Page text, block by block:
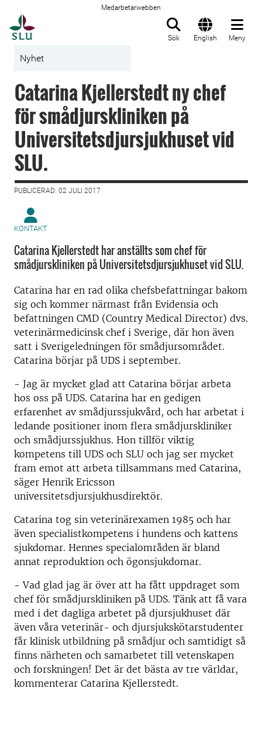
Medarbetarwebben
Sök English Meny
Nyhet
Catarina Kjellerstedt ny chef
för smådjurskliniken på
Universitetsdjursjukhuset vid
SLU.
PUBLICERAD: 02 JULI 2017
KONTAKT
Catarina Kjellerstedt har anställts som chef för
smådjurskliniken på Universitetsdjursjukhuset vid SLU.
Catarina har en rad olika chefsbefattningar bakom
sig och kommer närmast från Evidensia och
befattningen CMD (Country Medical Director) dvs.
veterinärmedicinsk chef i Sverige, där hon även
satt i Sverigeledningen för smådjursområdet.
Catarina börjar på UDS i september.
- Jag är mycket glad att Catarina börjar arbeta
hos oss på UDS. Catarina har en gedigen
erfarenhet av smådjurssjukvård, och har arbetat i
ledande positioner inom flera smådjurskliniker
och smådjurssjukhus. Hon tillför viktig
kompetens till UDS och SLU och jag ser mycket
fram emot att arbeta tillsammans med Catarina,
säger Henrik Ericsson
universitetsdjursjukhusdirektör.
Catarina tog sin veterinärexamen 1985 och har
även specialistkompetens i hundens och kattens
sjukdomar. Hennes specialområden är bland
annat reproduktion och ögonsjukdomar.
- Vad glad jag är över att ha fått uppdraget som
chef för smådjurskliniken på UDS. Tänk att få vara
med i det dagliga arbetet på djursjukhuset där
även våra veterinär- och djursjukskötarstudenter
får klinisk utbildning på smådjur och samtidigt så
finns närheten och samarbetet till vetenskapen
och forskningen! Det är det bästa av tre världar,
kommenterar Catarina Kjellerstedt.